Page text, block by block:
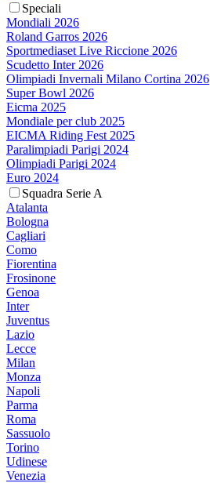
Speciali
Mondiali 2026
Roland Garros 2026
Sportmediaset Live Riccione 2026
Scudetto Inter 2026
Olimpiadi Invernali Milano Cortina 2026
Super Bowl 2026
Eicma 2025
Mondiale per club 2025
EICMA Riding Fest 2025
Paralimpiadi Parigi 2024
Olimpiadi Parigi 2024
Euro 2024
Squadra Serie A
Atalanta
Bologna
Cagliari
Como
Fiorentina
Frosinone
Genoa
Inter
Juventus
Lazio
Lecce
Milan
Monza
Napoli
Parma
Roma
Sassuolo
Torino
Udinese
Venezia